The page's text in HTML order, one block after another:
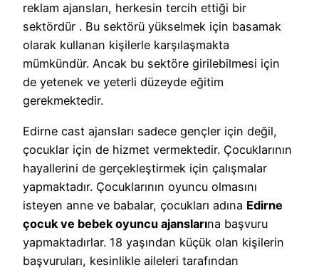
reklam ajansları, herkesin tercih ettiği bir
sektördür . Bu sektörü yükselmek için basamak
olarak kullanan kişilerle karşılaşmakta
mümkündür. Ancak bu sektöre girilebilmesi için
de yetenek ve yeterli düzeyde eğitim
gerekmektedir.
Edirne cast ajansları sadece gençler için değil,
çocuklar için de hizmet vermektedir. Çocuklarının
hayallerini de gerçekleştirmek için çalışmalar
yapmaktadır. Çocuklarının oyuncu olmasını
isteyen anne ve babalar, çocukları adına Edirne
çocuk ve bebek oyuncu ajanslarına başvuru
yapmaktadırlar. 18 yaşından küçük olan kişilerin
başvuruları, kesinlikle aileleri tarafından